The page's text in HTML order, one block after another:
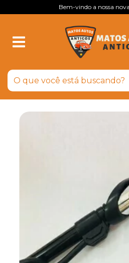
Bem-vindo a nossa